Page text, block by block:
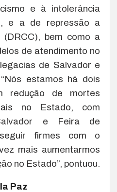
e à intolerância
e a de repressão a
(DRCC), bem como a
de atendimento no
de Salvador e
estamos há dois
redução de mortes
no Estado, com
e Feira de
firmes com o
mais aumentarmos
no Estado”, pontuou.
Paz